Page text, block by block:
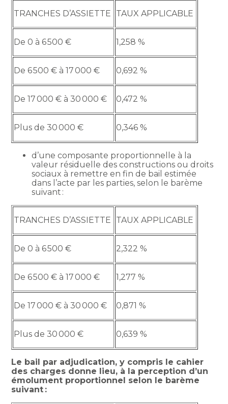
TRANCHES D’ASSIETTE TAUX APPLICABLE
De 0 à 6 500 € 1,258 %
De 6 500 € à 17 000 € 0,692 %
De 17 000 € à 30 000 € 0,472 %
Plus de 30 000 € 0,346 %
d’une composante proportionnelle à la
valeur résiduelle des constructions ou droits
sociaux à remettre en fin de bail estimée
dans l’acte par les parties, selon le barème
suivant :
TRANCHES D’ASSIETTE TAUX APPLICABLE
De 0 à 6 500 € 2,322 %
De 6 500 € à 17 000 € 1,277 %
De 17 000 € à 30 000 € 0,871 %
Plus de 30 000 € 0,639 %
Le bail par adjudication, y compris le cahier
des charges donne lieu, à la perception d’un
émolument proportionnel selon le barème
suivant :